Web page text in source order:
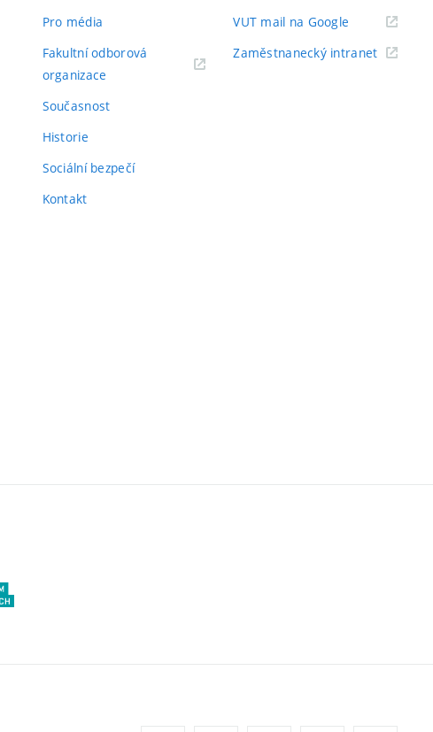
Pro média
Fakultní odborová
organizace
Současnost
Historie
Sociální bezpečí
Kontakt
VUT mail na Google (externí
Zaměstnanecký intranet(externí